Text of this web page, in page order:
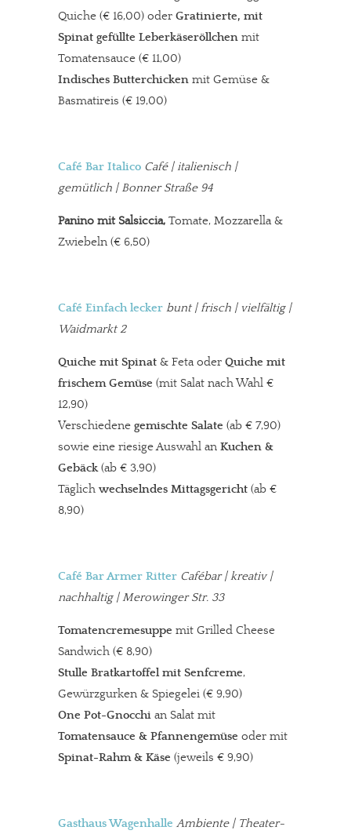
Quiche (€ 16,00) oder Gratinierte, mit
Spinat gefüllte Leberkäseröllchen mit
Tomatensauce (€ 11,00)
Indisches Butterchicken mit Gemüse &
Basmatireis (€ 19,00)
Café Bar Italico Café | italienisch |
gemütlich | Bonner Straße 94
Panino mit Salsiccia, Tomate, Mozzarella &
Zwiebeln (€ 6,50)
Café Einfach lecker bunt | frisch | vielfältig |
Waidmarkt 2
Quiche mit Spinat & Feta oder Quiche mit
frischem Gemüse (mit Salat nach Wahl €
12,90)
Verschiedene gemischte Salate (ab € 7,90)
sowie eine riesige Auswahl an Kuchen &
Gebäck(ab € 3,90)
Täglich wechselndes Mittagsgericht (ab €
8,90)
Café Bar Armer Ritter Cafébar| kreativ |
nachhaltig | Merowinger Str. 33
Tomatencremesuppe mit Grilled Cheese
Sandwich (€ 8,90)
Stulle Bratkartoffel mit Senfcreme,
Gewürzgurken & Spiegelei (€ 9,90)
One Pot-Gnocchi an Salat mit
Tomatensauce & Pfannengemüse oder mit
Spinat-Rahm & Käse (jeweils € 9,90)
Gasthaus Wagenhalle Ambiente | Theater-